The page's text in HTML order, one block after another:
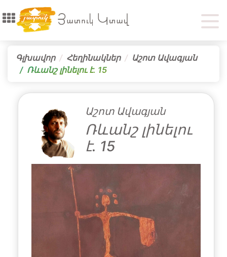
Գլխավոր Հեղինակներ
Աշոտ Ավագյան
Ռևանշ լինելու է․ 15
Աշոտ Ավագյան
Ռևանշ լինելու
է․ 15